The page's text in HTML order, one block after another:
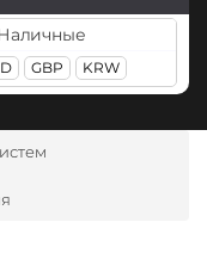
(NOT)
(OMG)
(ONT)
(OP)
RUB
PLN CAD
MDL
CNY AZN
TJS INR
AED
UZS BRL
RON
Банк
GBP KRW